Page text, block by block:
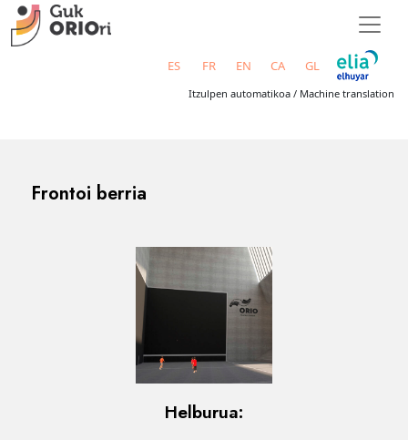
ES FR EN CA GL
Itzulpen automatikoa / Machine translation
Frontoi berria
Helburua: